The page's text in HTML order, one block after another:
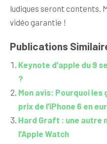
ludiques seront contents.
vidéo garantie !
Publications
Keynote d’apple du 9
?
Mon avis: Pourquoi
prix de l’iPhone 6 en
Hard Graft : une autre
l’Apple Watch